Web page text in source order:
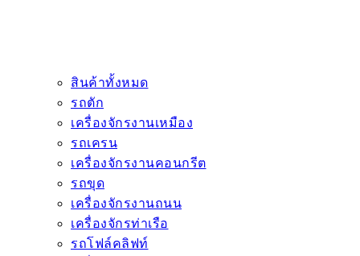
สินค้าทั้งหมด
รถตัก
เครื่องจักรงานเหมือง
รถเครน
เครื่องจักรงานคอนกรีต
รถขุด
เครื่องจักรงานถนน
เครื่องจักรท่าเรือ
รถโฟล์คลิฟท์